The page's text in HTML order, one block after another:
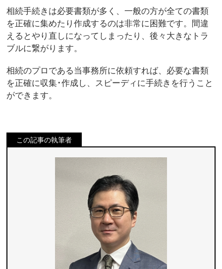
相続手続きは必要書類が多く、一般の方が全ての書類
を正確に集めたり作成するのは非常に困難です。間違
えるとやり直しになってしまったり、後々大きなトラ
ブルに繋がります。
相続のプロである当事務所に依頼すれば、必要な書類
を正確に収集･作成し、スピーディに手続きを行うこと
ができます。
この記事の執筆者